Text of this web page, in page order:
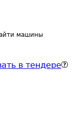
машины
в тендере